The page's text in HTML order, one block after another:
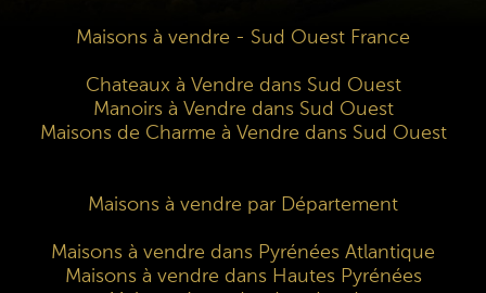
Maisons à vendre - Sud Ouest France
Chateaux à Vendre dans Sud Ouest
Manoirs à Vendre dans Sud Ouest
Maisons de Charme à Vendre dans Sud Ouest
Maisons à vendre par Département
Maisons à vendre dans Pyrénées Atlantique
Maisons à vendre dans Hautes Pyrénées